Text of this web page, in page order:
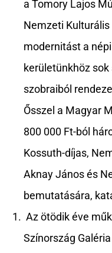
a Tomory Lajos
Nemzeti
modernitást a
kerületünkhöz
szobraiból
Ősszel a Magyar
800 000 Ft-ból
Kossuth-díjas,
Aknay János és
bemutatására,
Az ötödik éve
Színország